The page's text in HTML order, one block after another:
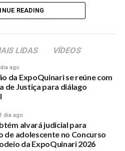
entrou em contato com a
e aguarda retorno.
pré-candidatos. A entrevista é
vez que há decretos que
social. Ou seja, o pré-
residência e o entrevistador da
participação ou mesmo o
pelos 20 minutos, o vídeo,
ao pré-candidato. Logo
READING
LIDAS VÍDEOS
ago
da ExpoQuinari se reúne com
de Justiça para diálago
1 dia ago
alvará judicial para
de adolescente no Concurso
da ExpoQuinari 2026